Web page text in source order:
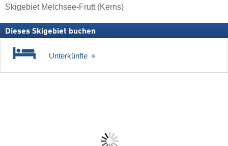
Skigebiet Melchsee-Frutt (Kerns)
Dieses Skigebiet buchen
Unterkünfte